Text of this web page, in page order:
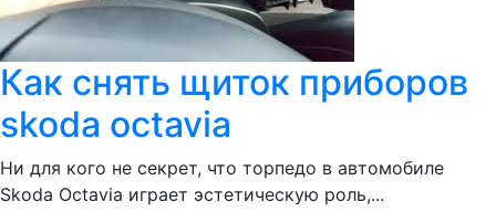
Как снять щиток приборов
skoda octavia
Ни для кого не секрет, что торпедо в автомобиле
Skoda Octavia играет эстетическую роль,...